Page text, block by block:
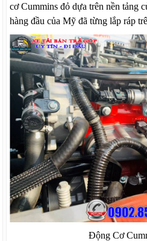
cơ Cummins đỏ dựa trên nền tảng
hàng đầu của Mỹ đã từng lắp ráp
Động Cơ